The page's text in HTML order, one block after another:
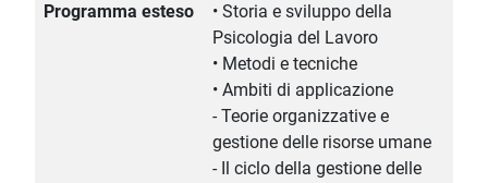
Programma esteso
• Storia e sviluppo della
Psicologia del Lavoro
• Metodi e tecniche
• Ambiti di applicazione
- Teorie organizzative e
gestione delle risorse umane
- Il ciclo della gestione delle